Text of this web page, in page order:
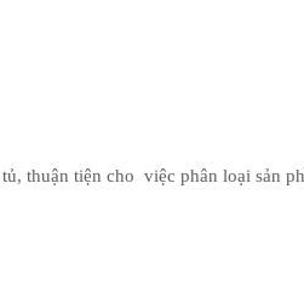
thuận tiện cho việc phân loại sản